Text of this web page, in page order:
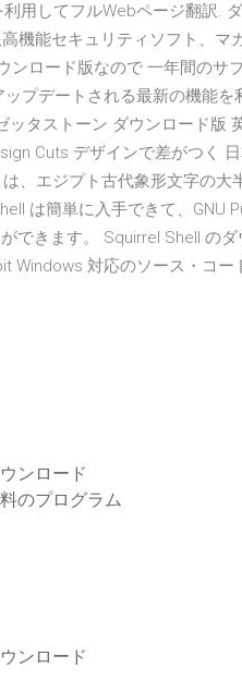
用してフルWebページ翻訳.
機能セキュリティソフト、マ
ンロード版なので 一年間のサ
プデートされる最新の機能を
タストーン ダウンロード版
Cuts デザインで差がつく
、エジプト古代象形文字の大
は簡単に入手できて、GNU
できます。 Squirrel Shell の
Windows 対応のソース・コー
ンロード
のプログラム
ンロード